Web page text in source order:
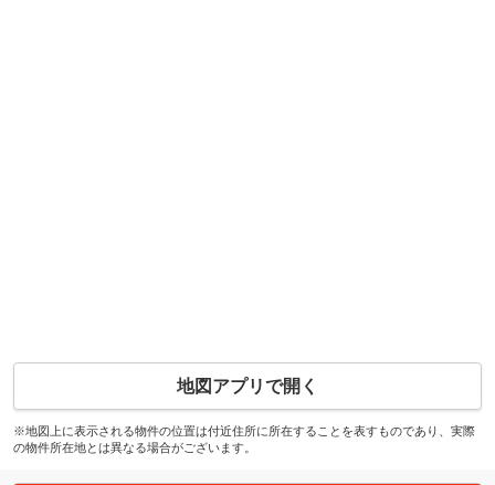
地図アプリで開く
※地図上に表示される物件の位置は付近住所に所在することを表すものであり、実際
の物件所在地とは異なる場合がございます。